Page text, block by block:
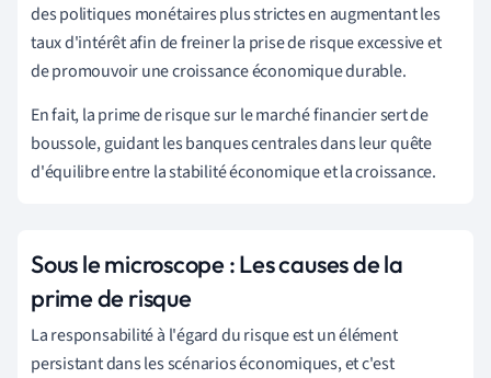
des politiques monétaires plus strictes en augmentant les
taux d'intérêt afin de freiner la prise de risque excessive et
de promouvoir une croissance économique durable.
En fait, la prime de risque sur le marché financier sert de
boussole, guidant les banques centrales dans leur quête
d'équilibre entre la stabilité économique et la croissance.
Sous le microscope : Les causes de la
prime de risque
La responsabilité à l'égard du risque est un élément
persistant dans les scénarios économiques, et c'est